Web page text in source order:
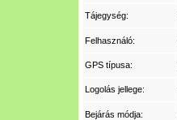
Tájegység:
Felhasználó:
GPS típusa:
Logolás jellege:
Bejárás módja: